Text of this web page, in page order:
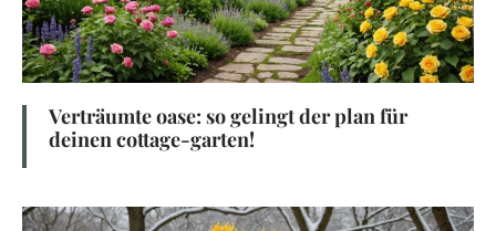
Verträumte oase: so gelingt der plan für
deinen cottage-garten!